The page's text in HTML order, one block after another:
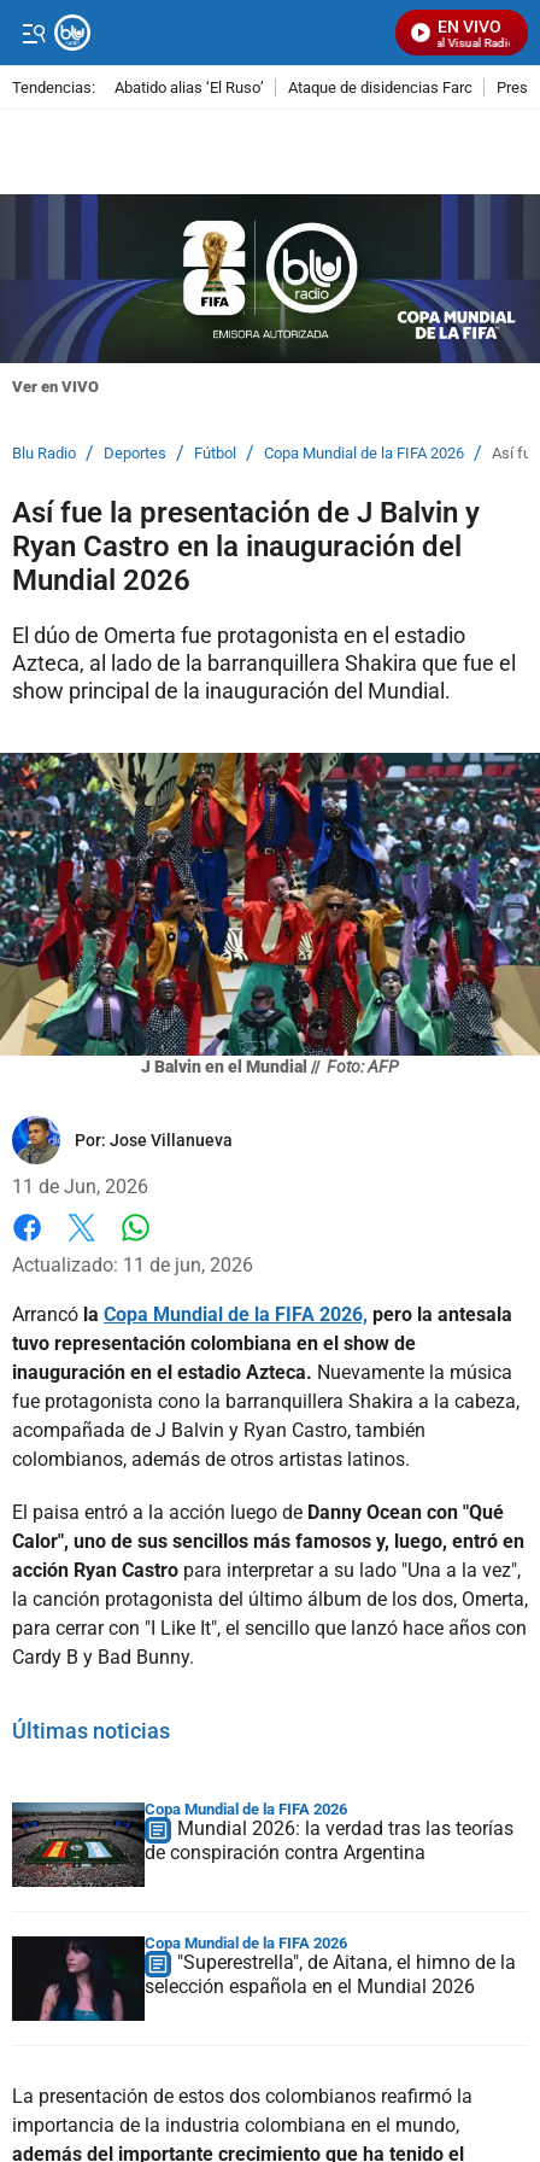
EN VIVO
Señal Visual Radio
Tendencias: Abatido alias ‘El Ruso’ Ataque de disidencias Farc
Ver en VIVO
Blu Radio / Deportes / Fútbol / Copa Mundial de la FIFA 2026 / Así
Así fue la presentación de J Balvin y
Ryan Castro en la inauguración del
Mundial 2026
El dúo de Omerta fue protagonista en el estadio
Azteca, al lado de la barranquillera Shakira que fue el
show principal de la inauguración del Mundial.
J Balvin en el Mundial // Foto: AFP
Por: Jose Villanueva
11 de Jun, 2026
Facebook
X Whatsapp
Actualizado: 11 de jun, 2026
Arrancó la Copa Mundial de la FIFA 2026, pero la antesala
tuvo representación colombiana en el show de
inauguración en el estadio Azteca. Nuevamente la música
fue protagonista cono la barranquillera Shakira a la cabeza,
acompañada de J Balvin y Ryan Castro, también
colombianos, además de otros artistas latinos.
El paisa entró a la acción luego de Danny Ocean con "Qué
Calor", uno de sus sencillos más famosos y, luego, entró en
acción Ryan Castro para interpretar a su lado "Una a la vez",
la canción protagonista del último álbum de los dos, Omerta,
para cerrar con "I Like It", el sencillo que lanzó hace años con
Cardy B y Bad Bunny.
Últimas noticias
Copa Mundial de la FIFA 2026
Mundial 2026: la verdad tras las teorías
de conspiración contra Argentina
Copa Mundial de la FIFA 2026
"Superestrella", de Aitana, el himno de la
selección española en el Mundial 2026
La presentación de estos dos colombianos reafirmó la
importancia de la industria colombiana en el mundo,
además del importante crecimiento que ha tenido el